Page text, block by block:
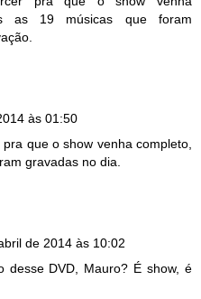
as 19 músicas que foram
às 01:50
que o show venha completo,
gravadas no dia.
de 2014 às 10:02
desse DVD, Mauro? É show, é